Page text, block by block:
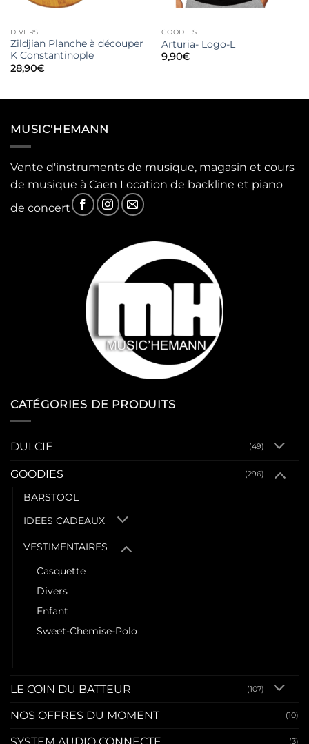
DIVERS
Zildjian Planche à découper
K Constantinople
28,90€
GOODIES
Arturia- Logo-L
9,90€
MUSIC'HEMANN
Vente d'instruments de musique, magasin et cours
de musique à Caen Location de backline et piano
de concert
CATÉGORIES DE PRODUITS
DULCIE (49)
GOODIES (296)
BARSTOOL
IDEES CADEAUX
VESTIMENTAIRES
Casquette
Divers
Enfant
Sweet-Chemise-Polo
LE COIN DU BATTEUR (107)
NOS OFFRES DU MOMENT (10)
(3)